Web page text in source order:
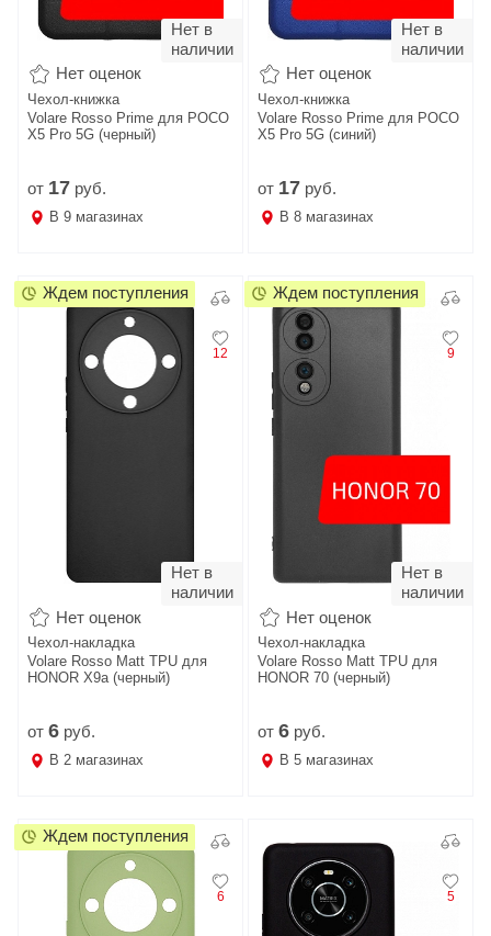
Нет в
наличии
Нет оценок
Чехол-книжка
Volare Rosso Prime для POCO
X5 Pro 5G (черный)
от 17 руб.
В 9 магазинах
Нет в
наличии
Нет оценок
Чехол-книжка
Volare Rosso Prime для POCO
X5 Pro 5G (синий)
от 17 руб.
В 8 магазинах
12
Нет в
наличии
Нет оценок
Чехол-накладка
Volare Rosso Matt TPU для
HONOR X9a (черный)
от 6 руб.
В 2 магазинах
Ждем поступления
9
Нет в
наличии
Нет оценок
Чехол-накладка
Volare Rosso Matt TPU для
HONOR 70 (черный)
от 6 руб.
В 5 магазинах
Ждем поступления
6
Ждем поступления
5